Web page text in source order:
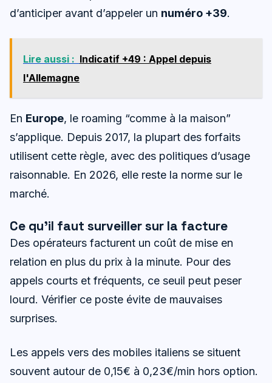
d’anticiper avant d’appeler un numéro +39.
Lire aussi : Indicatif +49 : Appel depuis
l'Allemagne
En Europe, le roaming “comme à la maison”
s’applique. Depuis 2017, la plupart des forfaits
utilisent cette règle, avec des politiques d’usage
raisonnable. En 2026, elle reste la norme sur le
marché.
Ce qu’il faut surveiller sur la facture
Des opérateurs facturent un coût de mise en
relation en plus du prix à la minute. Pour des
appels courts et fréquents, ce seuil peut peser
lourd. Vérifier ce poste évite de mauvaises
surprises.
Les appels vers des mobiles italiens se situent
souvent autour de 0,15€ à 0,23€/min hors option.